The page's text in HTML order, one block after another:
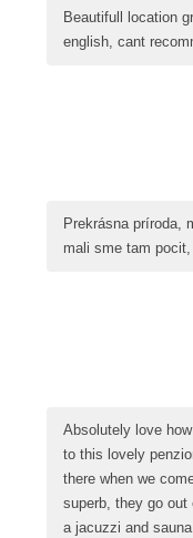
Beautifull location
english, cant
Prekrásna príroda,
mali sme tam
Absolutely love
to this lovely
there when we
superb, they go out
a jacuzzi and